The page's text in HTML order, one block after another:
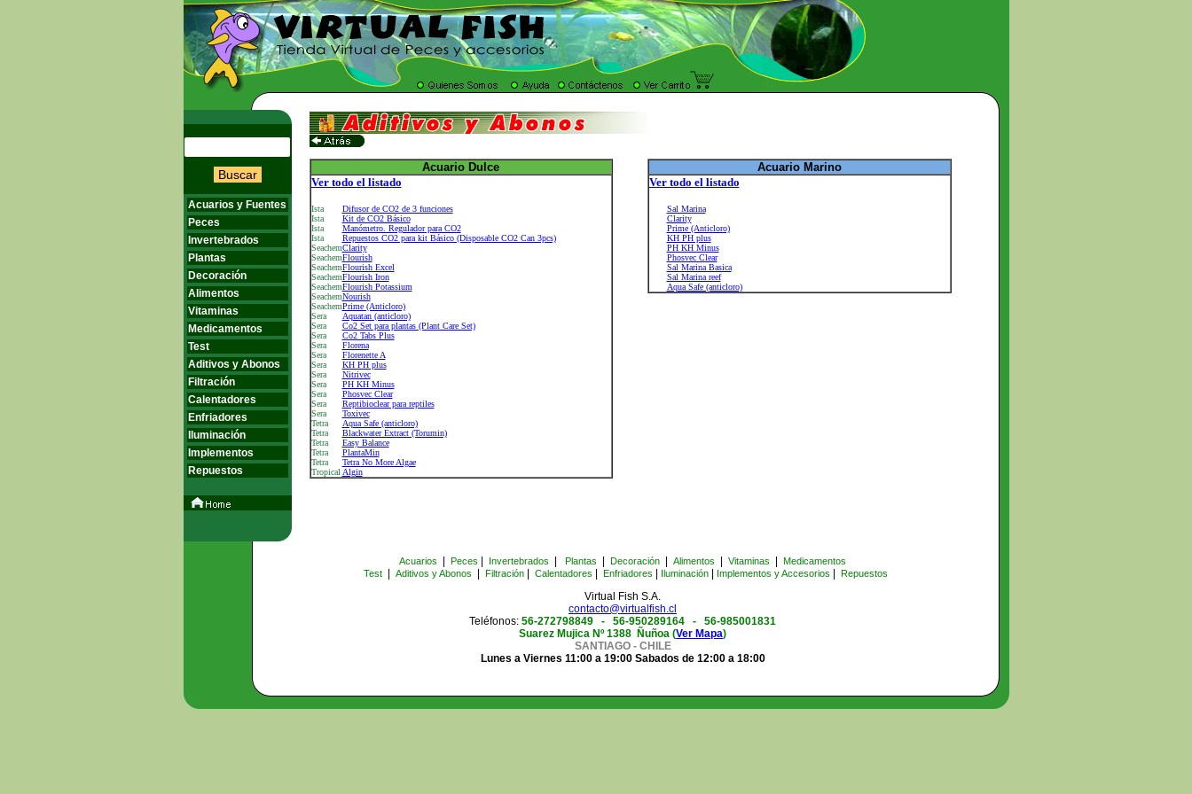
Buscar
Acuarios y Fuentes
Peces
Invertebrados
Plantas
Decoración
Alimentos
Vitaminas
Medicamentos
Test
Aditivos y Abonos
Filtración
Calentadores
Enfriadores
Iluminación
Implementos
Repuestos
Acuario Dulce
Ver todo el listado
Ista
Difusor de CO2 de 3 funciones
Ista
Kit de CO2 Básico
Ista
Manómetro. Regulador para CO2
Ista
Repuestos CO2 para kit Básico (Disposable CO2 Can 3pcs)
SeachemClarity
SeachemFlourish
SeachemFlourish Excel
SeachemFlourish Iron
SeachemFlourish Potassium
SeachemNourish
SeachemPrime (Anticloro)
Sera
Aquatan (anticloro)
Sera
Co2 Set para plantas (Plant Care Set)
Sera
Co2 Tabs Plus
Sera
Florena
Sera
Florenette A
Sera
KH PH plus
Sera
Nitrivec
Sera
PH KH Minus
Sera
Phosvec Clear
Sera
Reptibioclear para reptiles
Sera
Toxivec
Tetra
Aqua Safe (anticloro)
Tetra
Blackwater Extract (Torumin)
Tetra
Easy Balance
Tetra
PlantaMin
Tetra
Tetra No More Algae
Tropical Algin
Acuario Marino
Ver todo el listado
Sal Marina
Clarity
Prime (Anticloro)
KH PH plus
PH KH Minus
Phosvec Clear
Sal Marina Basica
Sal Marina reef
Aqua Safe (anticloro)
Acuarios Peces Invertebrados Plantas Decoración Alimentos Vitaminas
Medicamentos
Test| Aditivos y Abonos Filtración| Calentadores Enfriadores Iluminación| Implementos y Accesorios Repuestos
Virtual Fish S.A.
contacto@virtualfish.cl
Teléfonos: 56-272798849 - 56-950289164 - 56-985001831
Suarez Mujica Nº 1388 Ñuñoa (Ver Mapa)
SANTIAGO - CHILE
Lunes a Viernes 11:00 a 19:00 Sabados de 12:00 a 18:00